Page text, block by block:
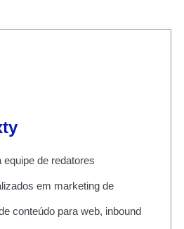
de redatores
em marketing de
conteúdo para web, inbound